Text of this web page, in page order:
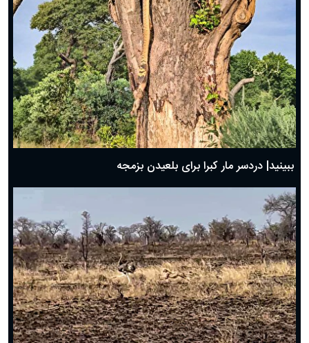
ببینید| دردسر مار کبرا برای بلعیدن بزمجه